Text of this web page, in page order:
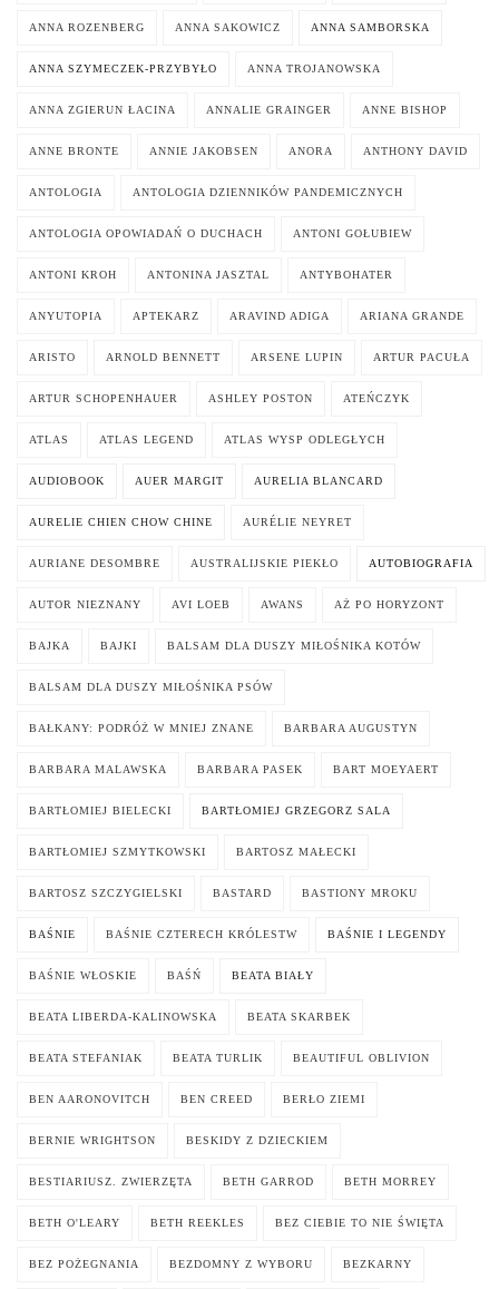
ANNA ROZENBERG ANNA SAKOWICZ ANNA SAMBORSKA
ANNA SZYMECZEK-PRZYBYŁO ANNA TROJANOWSKA
ANNA ZGIERUN ŁACINA ANNALIE GRAINGER ANNE BISHOP
ANNE BRONTE ANNIE JAKOBSEN ANORA ANTHONY DAVID
ANTOLOGIA ANTOLOGIA DZIENNIKÓW PANDEMICZNYCH
ANTOLOGIA OPOWIADAŃ O DUCHACH ANTONI GOŁUBIEW
ANTONI KROH ANTONINA JASZTAL ANTYBOHATER
ANYUTOPIA APTEKARZ ARAVIND ADIGA ARIANA GRANDE
ARISTO ARNOLD BENNETT ARSENE LUPIN ARTUR PACUŁA
ARTUR SCHOPENHAUER ASHLEY POSTON ATEŃCZYK
ATLAS ATLAS LEGEND ATLAS WYSP ODLEGŁYCH
AUDIOBOOK AUER MARGIT AURELIA BLANCARD
AURELIE CHIEN CHOW CHINE AURÉLIE NEYRET
AURIANE DESOMBRE AUSTRALIJSKIE PIEKŁO AUTOBIOGRAFIA
AUTOR NIEZNANY AVI LOEB AWANS AŻ PO HORYZONT
BAJKA BAJKI BALSAM DLA DUSZY MIŁOŚNIKA KOTÓW
BALSAM DLA DUSZY MIŁOŚNIKA PSÓW
BAŁKANY: PODRÓŻ W MNIEJ ZNANE BARBARA AUGUSTYN
BARBARA MALAWSKA BARBARA PASEK BART MOEYAERT
BARTŁOMIEJ BIELECKI BARTŁOMIEJ GRZEGORZ SALA
BARTŁOMIEJ SZMYTKOWSKI BARTOSZ MAŁECKI
BARTOSZ SZCZYGIELSKI BASTARD BASTIONY MROKU
BAŚNIE BAŚNIE CZTERECH KRÓLESTW BAŚNIE I LEGENDY
BAŚNIE WŁOSKIE BAŚŃ BEATA BIAŁY
BEATA LIBERDA-KALINOWSKA BEATA SKARBEK
BEATA STEFANIAK BEATA TURLIK BEAUTIFUL OBLIVION
BEN AARONOVITCH BEN CREED BERŁO ZIEMI
BERNIE WRIGHTSON BESKIDY Z DZIECKIEM
BESTIARIUSZ. ZWIERZĘTA BETH GARROD BETH MORREY
BETH O'LEARY BETH REEKLES BEZ CIEBIE TO NIE ŚWIĘTA
BEZ POŻEGNANIA BEZDOMNY Z WYBORU BEZKARNY